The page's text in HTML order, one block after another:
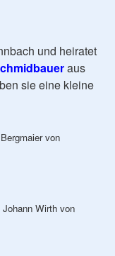
und heiratet
aus
sie eine kleine
von
Johann Wirth von